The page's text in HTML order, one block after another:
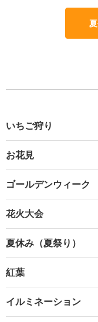
いちご狩り
お花見
ゴールデンウィーク
花火大会
夏休み（夏祭り）
紅葉
イルミネーション